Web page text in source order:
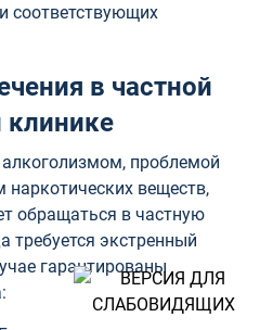
соответствующих
в частной
клинике
проблемой
наркотических веществ,
обращаться в частную
требуется экстренный
гарантированы